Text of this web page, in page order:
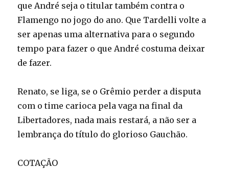
que André seja o titular também contra o
Flamengo no jogo do ano. Que Tardelli volte a
ser apenas uma alternativa para o segundo
tempo para fazer o que André costuma deixar
de fazer.
Renato, se liga, se o Grêmio perder a disputa
com o time carioca pela vaga na final da
Libertadores, nada mais restará, a não ser a
lembrança do título do glorioso Gauchão.
COTAÇÃO